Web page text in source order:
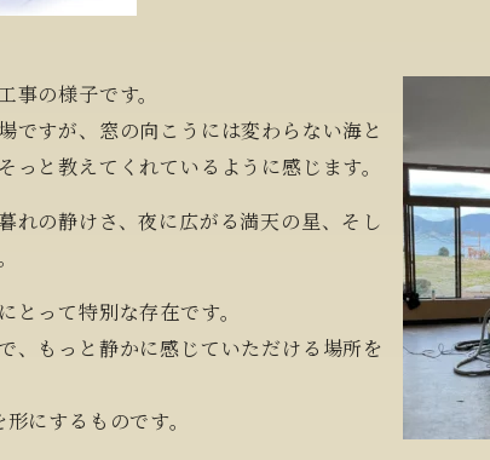
事の様子です。
ですが、窓の向こうには変わらない海と
っと教えてくれているように感じます。
れの静けさ、夜に広がる満天の星、そし
とって特別な存在です。
、もっと静かに感じていただける場所を
にするものです。